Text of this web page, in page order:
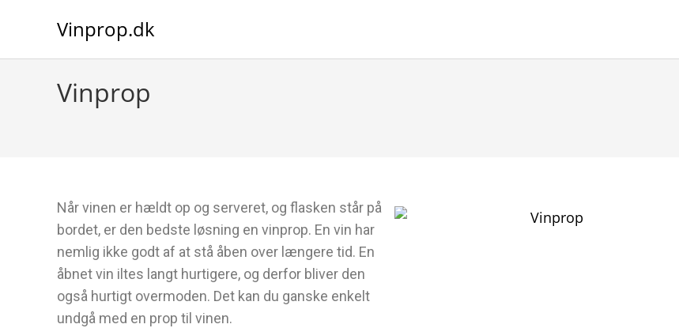
Vinprop.dk
Vinprop
Når vinen er hældt op og serveret, og flasken står på
bordet, er den bedste løsning en vinprop. En vin har
nemlig ikke godt af at stå åben over længere tid. En
åbnet vin iltes langt hurtigere, og derfor bliver den
også hurtigt overmoden. Det kan du ganske enkelt
undgå med en prop til vinen.